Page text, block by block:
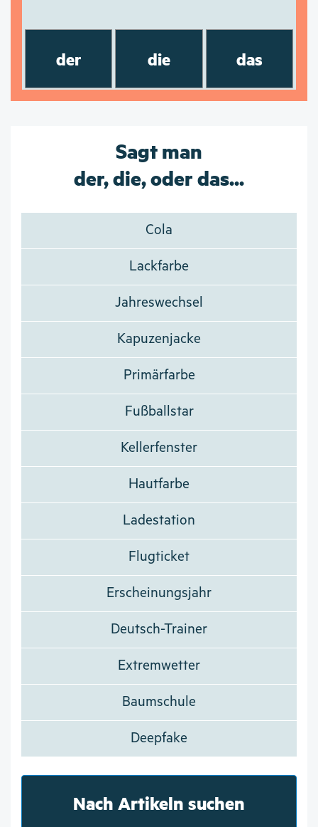
der die das
Sagt man
der, die, oder das...
Cola
Lackfarbe
Jahreswechsel
Kapuzenjacke
Primärfarbe
Fußballstar
Kellerfenster
Hautfarbe
Ladestation
Flugticket
Erscheinungsjahr
Deutsch-Trainer
Extremwetter
Baumschule
Deepfake
Nach Artikeln suchen